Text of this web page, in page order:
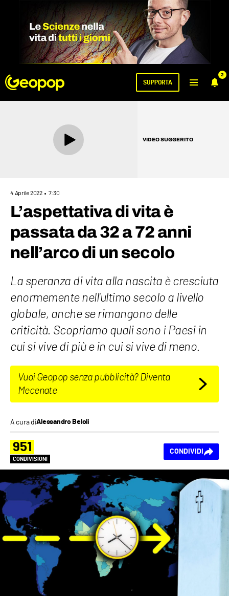
2
SUPPORTA
VIDEO SUGGERITO
4 Aprile 2022 7:30
L’aspettativa di vita è
passata da 32 a 72 anni
nell’arco di un secolo
La speranza di vita alla nascita è cresciuta
enormemente nell'ultimo secolo a livello
globale, anche se rimangono delle
criticità. Scopriamo quali sono i Paesi in
cui si vive di più e in cui si vive di meno.
Vuoi Geopop senza pubblicità? Diventa
Mecenate
A cura diAlessandro Beloli
951
CONDIVISIONI
CONDIVIDI